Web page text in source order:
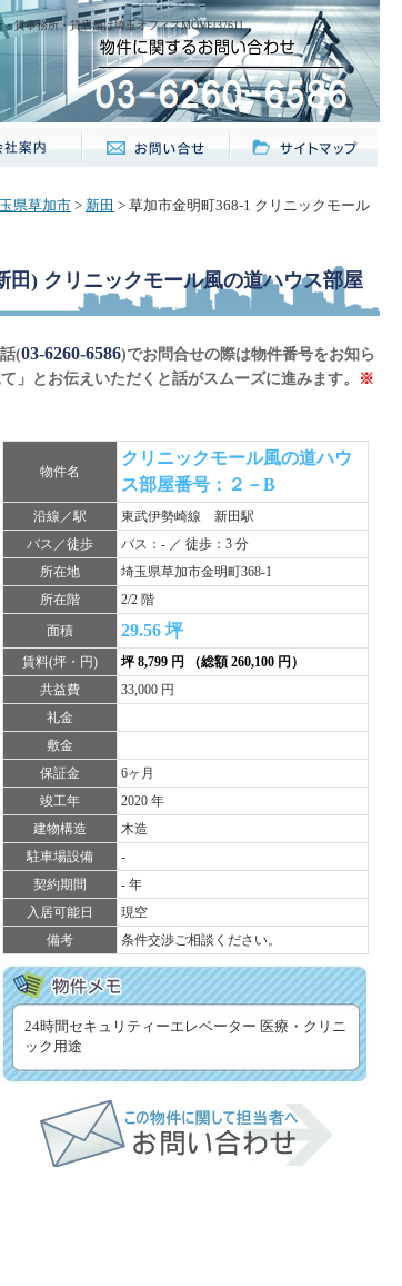
貸事務所・貸店舗は埼玉オフィスMOVE[3761]
県草加市 > 新田 > 草加市金明町368-1 クリニックモール
田) クリニックモール風の道ハウス部屋
(03-6260-6586)でお問合せの際は物件番号をお知ら
」とお伝えいただくと話がスムーズに進みます。
※
物件名
クリニックモール風の道ハウ
ス部屋番号：２－B
沿線／駅
東武伊勢崎線 新田駅
バス／徒歩
バス：- ／ 徒歩：3 分
所在地
埼玉県草加市金明町368-1
所在階
2/2 階
面積
29.56 坪
賃料(坪・円)
坪 8,799 円 （総額 260,100 円）
共益費
33,000 円
礼金
敷金
保証金
6ヶ月
竣工年
2020 年
建物構造
木造
駐車場設備
-
契約期間
- 年
入居可能日
現空
備考
条件交渉ご相談ください。
24時間セキュリティーエレベーター 医療・クリニ
ック用途